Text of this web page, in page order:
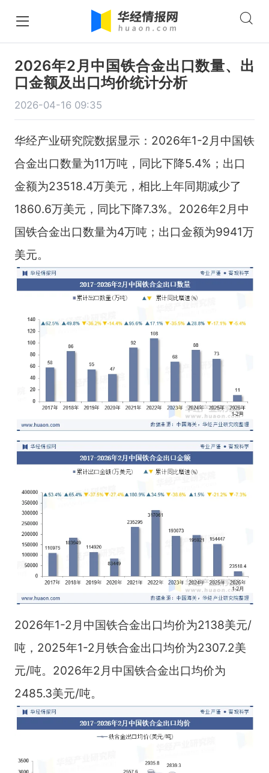
2026年2月中国铁合金出口数量、出
口金额及出口均价统计分析
2026-04-16 09:35
华经产业研究院数据显示：2026年1-2月中国铁
合金出口数量为11万吨，同比下降5.4%；出口
金额为23518.4万美元，相比上年同期减少了
1860.6万美元，同比下降7.3%。2026年2月中
国铁合金出口数量为4万吨；出口金额为9941万
美元。
2026年1-2月中国铁合金出口均价为2138美元/
吨，2025年1-2月铁合金出口均价为2307.2美
元/吨。2026年2月中国铁合金出口均价为
2485.3美元/吨。